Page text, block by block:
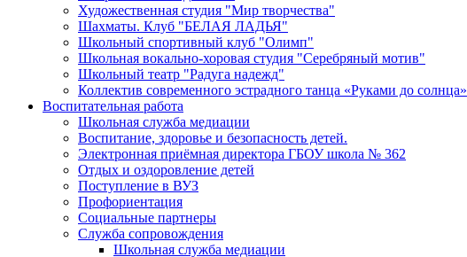
Художественная студия "Мир творчества"
Шахматы. Клуб "БЕЛАЯ ЛАДЬЯ"
Школьный спортивный клуб "Олимп"
Школьная вокально-хоровая студия "Серебряный мотив"
Школьный театр "Радуга надежд"
Коллектив современного эстрадного танца «Руками до солнца»
Воспитательная работа
Школьная служба медиации
Воспитание, здоровье и безопасность детей.
Электронная приёмная директора ГБОУ школа № 362
Отдых и оздоровление детей
Поступление в ВУЗ
Профориентация
Социальные партнеры
Служба сопровождения
Школьная служба медиации